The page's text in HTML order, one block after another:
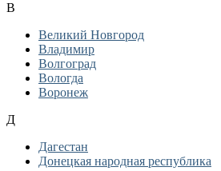
В
Великий Новгород
Владимир
Волгоград
Вологда
Воронеж
Д
Дагестан
Донецкая народная республика